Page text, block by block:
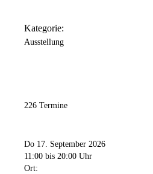
Kategorie:
Ausstellung
226 Termine
Do 17. September 2026
11:00 bis 20:00 Uhr
Ort: